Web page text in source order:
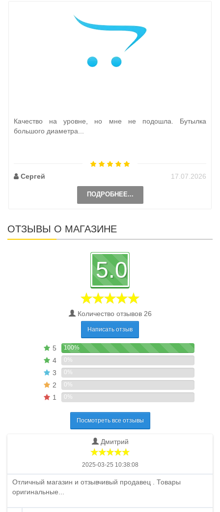
Качество на уровне, но мне не подошла. Бутылка
большого диаметра...
Сергей 17.07.2026
ПОДРОБНЕЕ...
ОТЗЫВЫ О МАГАЗИНЕ
5.0
Количество отзывов 26
Написать отзыв
5 100%
4 0%
3 0%
2 0%
1 0%
Посмотреть все отзывы
Дмитрий
2025-03-25 10:38:08
Отличный магазин и отзывчивый продавец . Товары
оригинальные...